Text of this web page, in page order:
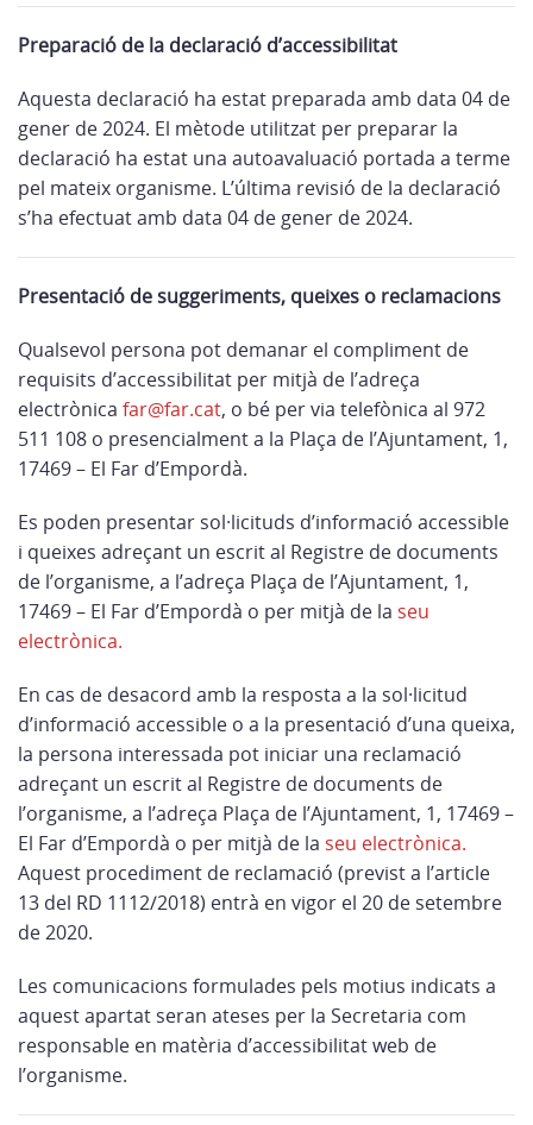
Preparació de la declaració d’accessibilitat
Aquesta declaració ha estat preparada amb data 04 de
gener de 2024. El mètode utilitzat per preparar la
declaració ha estat una autoavaluació portada a terme
pel mateix organisme. L’última revisió de la declaració
s’ha efectuat amb data 04 de gener de 2024.
Presentació de suggeriments, queixes o reclamacions
Qualsevol persona pot demanar el compliment de
requisits d’accessibilitat per mitjà de l’adreça
electrònica far@far.cat, o bé per via telefònica al 972
511 108 o presencialment a la Plaça de l’Ajuntament, 1,
17469 – El Far d’Empordà.
Es poden presentar sol·licituds d’informació accessible
i queixes adreçant un escrit al Registre de documents
de l’organisme, a l’adreça Plaça de l’Ajuntament, 1,
17469 – El Far d’Empordà o per mitjà de la seu
electrònica.
En cas de desacord amb la resposta a la sol·licitud
d’informació accessible o a la presentació d’una queixa,
la persona interessada pot iniciar una reclamació
adreçant un escrit al Registre de documents de
l’organisme, a l’adreça Plaça de l’Ajuntament, 1, 17469 –
El Far d’Empordà o per mitjà de la seu electrònica.
Aquest procediment de reclamació (previst a l’article
13 del RD 1112/2018) entrà en vigor el 20 de setembre
de 2020.
Les comunicacions formulades pels motius indicats a
aquest apartat seran ateses per la Secretaria com
responsable en matèria d’accessibilitat web de
l’organisme.